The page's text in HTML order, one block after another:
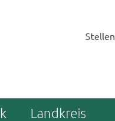
Stellen
Landkreis